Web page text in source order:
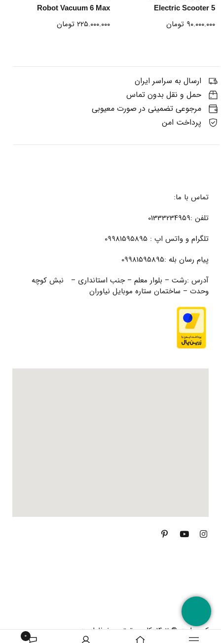
0
Electric Scooter 5
۹۰.۰۰۰.۰۰۰ تومان
Robot Vacuum 6 Max
۲۲۵.۰۰۰.۰۰۰ تومان
ارسال به سراسر ایران
حمل و نقل بدون تماس
مرجوعی تضمینی در صورت معیوبی
پرداخت امن
تماس با ما:
تلفن :01333234959
تلگرام و واتس اپ : 09981595895
پیام رسان بله :09981595895
آدرس :رشت – بلوار معلم – جنب استانداری – نبش کوچه
وحدت – ساختمان ستاره موبایل نیاوران
کپی رایت © 1402. کلیه حقوق محفوظ است.